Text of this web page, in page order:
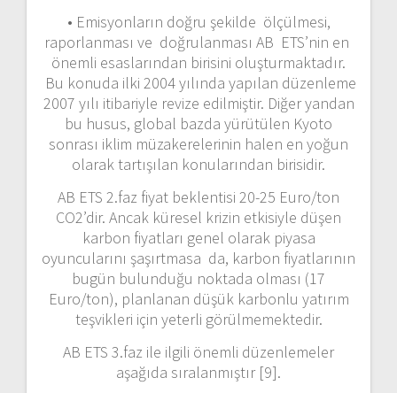
• Emisyonların doğru şekilde ölçülmesi,
raporlanması ve doğrulanması AB ETS’nin en
önemli esaslarından birisini oluşturmaktadır.
Bu konuda ilki 2004 yılında yapılan düzenleme
2007 yılı itibariyle revize edilmiştir. Diğer yandan
bu husus, global bazda yürütülen Kyoto
sonrası iklim müzakerelerinin halen en yoğun
olarak tartışılan konularından birisidir.
AB ETS 2.faz fiyat beklentisi 20-25 Euro/ton
CO2’dir. Ancak küresel krizin etkisiyle düşen
karbon fiyatları genel olarak piyasa
oyuncularını şaşırtmasa da, karbon fiyatlarının
bugün bulunduğu noktada olması (17
Euro/ton), planlanan düşük karbonlu yatırım
teşvikleri için yeterli görülmemektedir.
AB ETS 3.faz ile ilgili önemli düzenlemeler
aşağıda sıralanmıştır [9].